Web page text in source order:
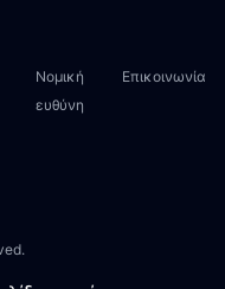
Νομική
ευθύνη
Επικοινωνία